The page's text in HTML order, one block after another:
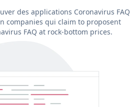
des applications Coronavirus FAQ
companies qui claim to proposent
FAQ at rock-bottom prices.